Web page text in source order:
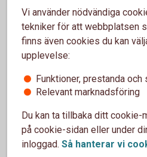
Anmäl skada
Anmäl skada, sök vård eller
kontaktuppgifter och
Vad händer vidskada?
Försäkringsgivare
Vi använder nödvändiga
tekniker för att webbplatsen
finns även cookies du kan
upplevelse:
Funktioner, prestanda och
Relevant marknadsföring
Du kan ta tillbaka ditt cookie-
på cookie-sidan eller under
inloggad. Så hanterar vi